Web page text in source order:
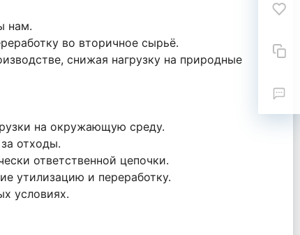
нам.
во вторичное сырьё.
снижая нагрузку на природные
на окружающую среду.
отходы.
ответственной цепочки.
утилизацию и переработку.
условиях.